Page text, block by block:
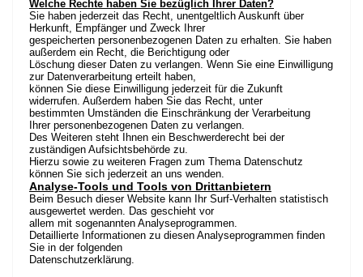
Welche Rechte haben Sie bezüglich Ihrer Daten?
Sie haben jederzeit das Recht, unentgeltlich Auskunft über
Herkunft, Empfänger und Zweck Ihrer
gespeicherten personenbezogenen Daten zu erhalten. Sie haben
außerdem ein Recht, die Berichtigung oder
Löschung dieser Daten zu verlangen. Wenn Sie eine Einwilligung
zur Datenverarbeitung erteilt haben,
können Sie diese Einwilligung jederzeit für die Zukunft
widerrufen. Außerdem haben Sie das Recht, unter
bestimmten Umständen die Einschränkung der Verarbeitung
Ihrer personenbezogenen Daten zu verlangen.
Des Weiteren steht Ihnen ein Beschwerderecht bei der
zuständigen Aufsichtsbehörde zu.
Hierzu sowie zu weiteren Fragen zum Thema Datenschutz
können Sie sich jederzeit an uns wenden.
Analyse-Tools und Tools von Drittanbietern
Beim Besuch dieser Website kann Ihr Surf-Verhalten statistisch
ausgewertet werden. Das geschieht vor
allem mit sogenannten Analyseprogrammen.
Detaillierte Informationen zu diesen Analyseprogrammen finden
Sie in der folgenden
Datenschutzerklärung.